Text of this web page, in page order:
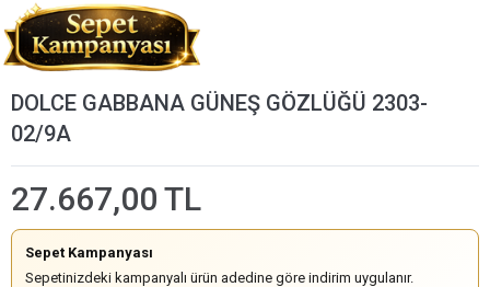
DOLCE GABBANA GÜNEŞ GÖZLÜĞÜ 2303-
02/9A
27.667,00 TL
Sepet Kampanyası
Sepetinizdeki kampanyalı ürün adedine göre indirim uygulanır.